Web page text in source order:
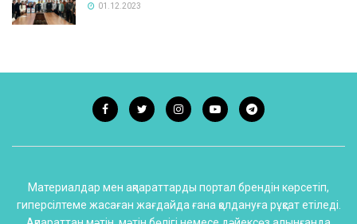
01.12.2023
Материалдар мен ақпараттарды портал брендін көрсетіп,
гиперсілтеме жасаған жағдайда ғана қолдануға рұқсат етіледі.